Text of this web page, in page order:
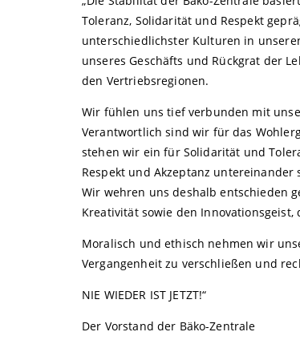
Toleranz, Solidarität und Respekt
unterschiedlichster Kulturen in
unseres Geschäfts und Rückgrat der
den Vertriebsregionen.
Wir fühlen uns tief verbunden mit
Verantwortlich sind wir für das
stehen wir ein für Solidarität und
Respekt und Akzeptanz
Wir wehren uns deshalb entschieden
Kreativität sowie den
Moralisch und ethisch nehmen wir
Vergangenheit zu verschließen und
NIE WIEDER IST JETZT!“
Der Vorstand der Bäko-Zentrale